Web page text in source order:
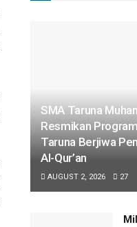
SMA Taruna
Resmikan
Taruna Berjiwa
Al-Qur’an
AUGUST 2, 2026 27